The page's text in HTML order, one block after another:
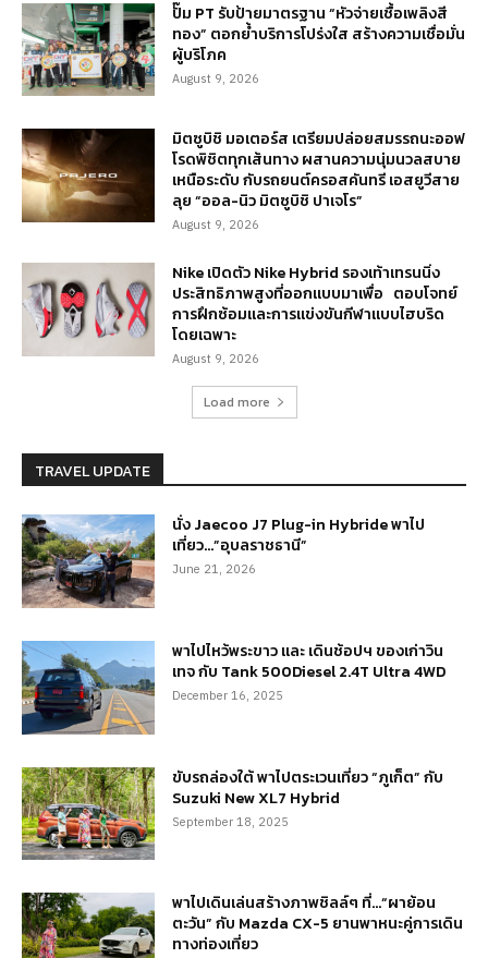
ปั๊ม PT รับป้ายมาตรฐาน “หัวจ่ายเชื้อเพลิงสี
ทอง” ตอกย้ำบริการโปร่งใส สร้างความเชื่อมั่น
ผู้บริโภค
August 9, 2026
มิตซูบิชิ มอเตอร์ส เตรียมปล่อยสมรรถนะออฟ
โรดพิชิตทุกเส้นทาง ผสานความนุ่มนวลสบาย
เหนือระดับ กับรถยนต์ครอสคันทรี เอสยูวีสาย
ลุย “ออล-นิว มิตซูบิชิ ปาเจโร”
August 9, 2026
Nike เปิดตัว Nike Hybrid รองเท้าเทรนนิ่ง
ประสิทธิภาพสูงที่ออกแบบมาเพื่อ ตอบโจทย์
การฝึกซ้อมและการแข่งขันกีฬาแบบไฮบริด
โดยเฉพาะ
August 9, 2026
Load more
TRAVEL UPDATE
นั่ง Jaecoo J7 Plug-in Hybride พาไป
เที่ยว…”อุบลราชธานี”
June 21, 2026
พาไปไหว้พระขาว และ เดินช้อปฯ ของเก่าวิน
เทจ กับ Tank 500Diesel 2.4T Ultra 4WD
December 16, 2025
ขับรถล่องใต้ พาไปตระเวนเที่ยว “ภูเก็ต” กับ
Suzuki New XL7 Hybrid
September 18, 2025
พาไปเดินเล่นสร้างภาพชิลล์ๆ ที่…“ผาย้อน
ตะวัน” กับ Mazda CX-5 ยานพาหนะคู่การเดิน
ทางท่องเที่ยว